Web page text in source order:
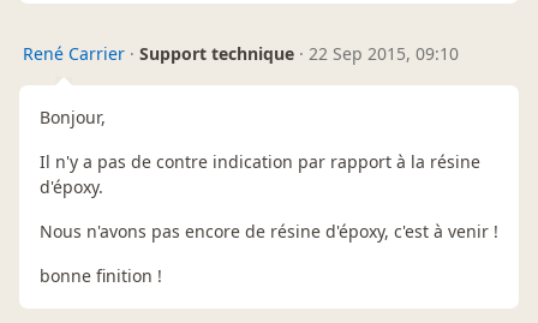
René Carrier · Support technique · 22 Sep 2015, 09:10
Bonjour,
Il n'y a pas de contre indication par rapport à la résine
d'époxy.
Nous n'avons pas encore de résine d'époxy, c'est à venir !
bonne finition !